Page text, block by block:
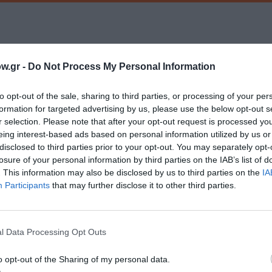
- Do Not Process My Personal Information
opt-out of the sale, sharing to third parties, or processing of your
for targeted advertising by us, please use the below opt-out
selection. Please note that after your opt-out request is processed
interest-based ads based on personal information utilized by us
to third parties prior to your opt-out. You may separately
of your personal information by third parties on the IAB’s list of
This information may also be disclosed by us to third parties on the
Participants that may further disclose it to other third parties.
Data Processing Opt Outs
opt-out of the Sharing of my personal data.
πρώτοι όλες τις ειδήσεις
στοCulturenow.gr
ΕΛΛΗΝΙΚΕΣ ΤΑΙΝΙΕΣ
ΚΑΛΟΚΑΙΡΙΝΑ ΦΕΣΤΙΒΑΛ
ΜΗΚΟΥΣ
και τον Πολιτισμό!